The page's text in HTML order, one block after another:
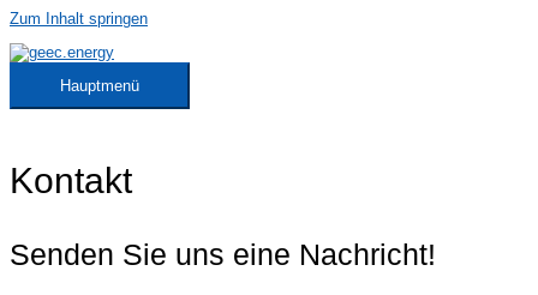
Zum Inhalt springen
Hauptmenü
Kontakt
Senden Sie uns eine Nachricht!